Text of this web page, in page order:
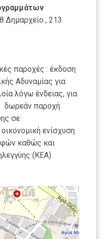
Δημαρχείο , 213
παροχές : έκδοση
Αδυναμίας για
λόγω ένδειας, για
δωρεάν παροχή
σε
ενίσχυση
καθώς και
(ΚΕΑ)